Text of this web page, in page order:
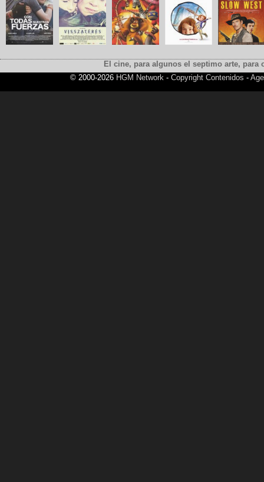
El cine, para algunos el septimo arte,
© 2000-2026 HGM Network - Copyright Contenidos -